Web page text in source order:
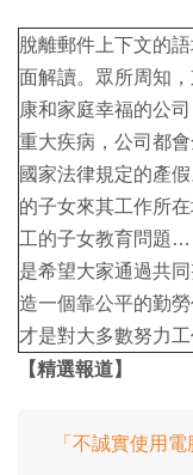
脫離郵件上下文的
面解讀。眾所周知
康和家庭幸福的公
重大疾病，公司都
國家法律規定的產
的子女來其工作所
工的子女教育問題
是希望大家通過共
造一個靠公平的勤
才是對大多數努力工
【精選報道】
「不誠實使用